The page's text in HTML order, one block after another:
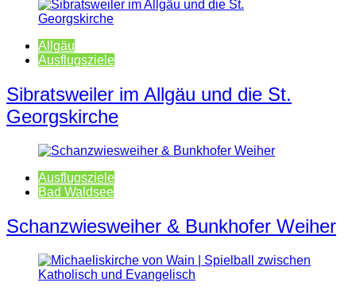
Allgäu
Ausflugsziele
Sibratsweiler im Allgäu und die St.
Georgskirche
Ausflugsziele
Bad Waldsee
Schanzwiesweiher & Bunkhofer Weiher